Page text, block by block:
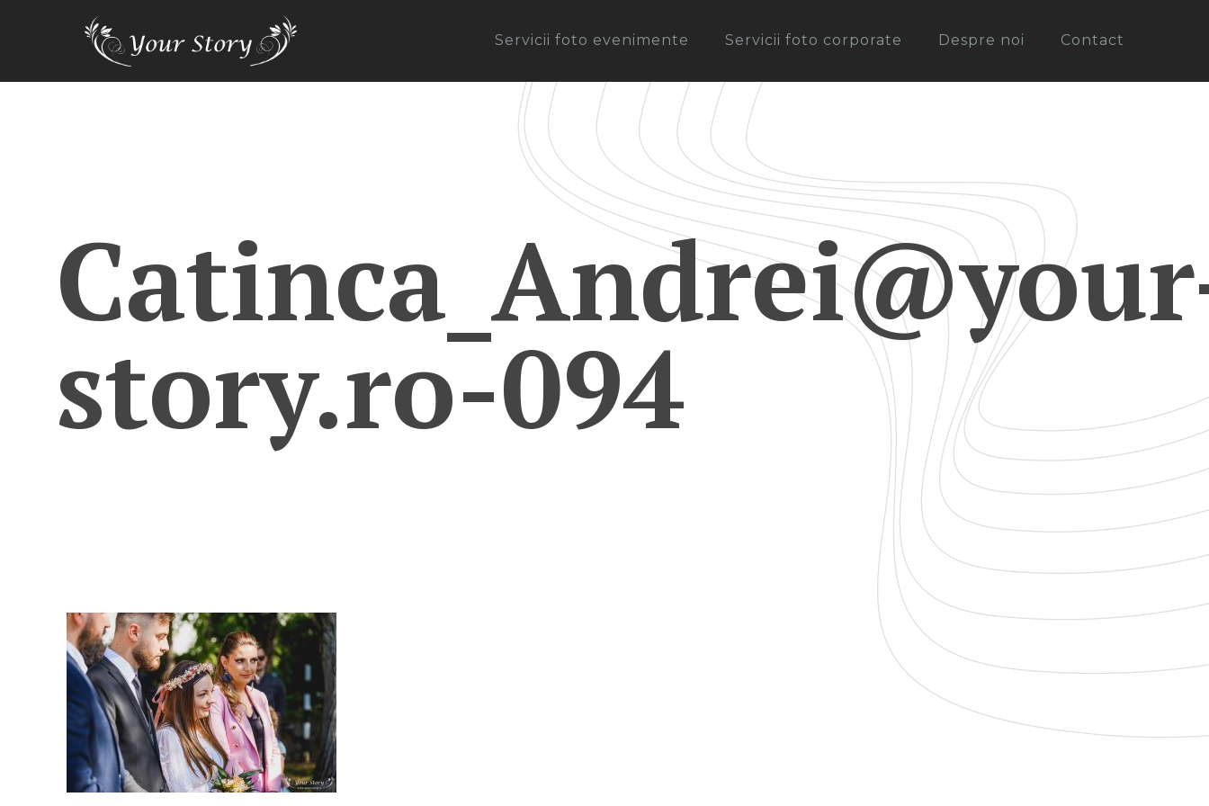
Servicii foto evenimente Servicii foto corporate Despre noi Contact
story.ro-094